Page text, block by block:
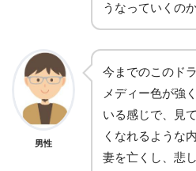
うなっていくの
男性
今までのこのド
メディー色が強
いる感じで、見
くなれるような
妻を亡くし、悲